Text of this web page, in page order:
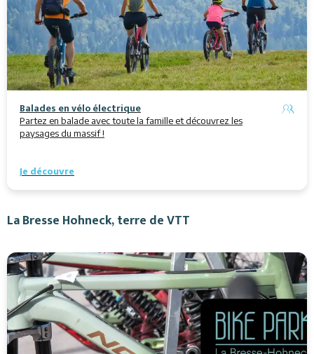
Balades en vélo électrique
Partez en balade avec toute la famille et découvrez les
paysages du massif !
Je découvre
La Bresse Hohneck, terre de VTT